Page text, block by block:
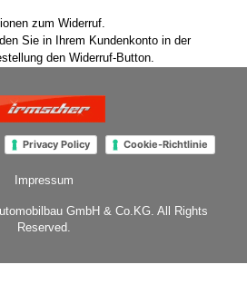
zum Widerruf.
Sie in Ihrem Kundenkonto in der
den Widerruf-Button.
Privacy Policy Cookie-Richtlinie
Impressum
GmbH & Co.KG. All Rights
Reserved.